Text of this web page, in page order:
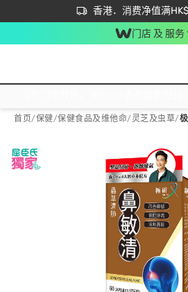
香港．消费净值满
立即成为易赏钱会员
首次APP下单买满$450 输入
门店 及 服务
首页/保健/保健食品及维他命/ 灵芝及虫草/